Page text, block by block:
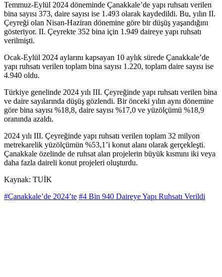
Temmuz-Eylül 2024 döneminde Çanakkale’de yapı ruhsatı verilen
bina sayısı 373, daire sayısı ise 1.493 olarak kaydedildi. Bu, yılın II.
Çeyreği olan Nisan-Haziran dönemine göre bir düşüş yaşandığını
gösteriyor. II. Çeyrekte 352 bina için 1.949 daireye yapı ruhsatı
verilmişti.
Ocak-Eylül 2024 aylarını kapsayan 10 aylık sürede Çanakkale’de
yapı ruhsatı verilen toplam bina sayısı 1.220, toplam daire sayısı ise
4.940 oldu.
Türkiye genelinde 2024 yılı III. Çeyreğinde yapı ruhsatı verilen bina
ve daire sayılarında düşüş gözlendi. Bir önceki yılın aynı dönemine
göre bina sayısı %18,8, daire sayısı %17,0 ve yüzölçümü %18,9
oranında azaldı.
2024 yılı III. Çeyreğinde yapı ruhsatı verilen toplam 32 milyon
metrekarelik yüzölçümün %53,1’i konut alanı olarak gerçekleşti.
Çanakkale özelinde de ruhsat alan projelerin büyük kısmını iki veya
daha fazla daireli konut projeleri oluşturdu.
Kaynak: TUİK
#Çanakkale’de 2024’te #4 Bin 940 Daireye Yapı Ruhsatı Verildi